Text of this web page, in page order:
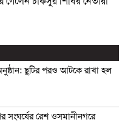
ছুটির পরও আটকে রাখা হল
সংঘর্ষের রেশ ওসমানীনগরে